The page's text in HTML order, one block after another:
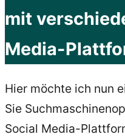
mit
Media-
Hier möchte ich nun
Sie
Social Media-